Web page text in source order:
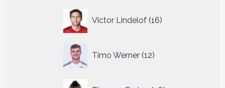
Victor Lindelof 16
producten
Timo Werner 12
producten